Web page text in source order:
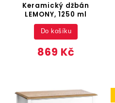
Keramický džbán
LEMONY, 1250 ml
869 Kč
Do košíku